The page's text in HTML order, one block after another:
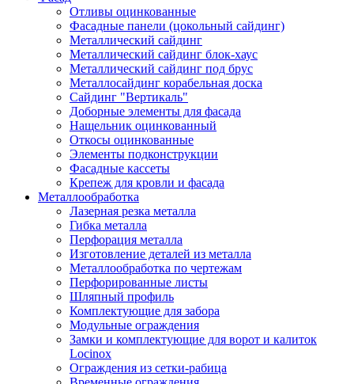
Отливы оцинкованные
Фасадные панели (цокольный сайдинг)
Металлический сайдинг
Металлический сайдинг блок-хаус
Металлический сайдинг под брус
Металлосайдинг корабельная доска
Сайдинг "Вертикаль"
Доборные элементы для фасада
Нащельник оцинкованный
Откосы оцинкованные
Элементы подконструкции
Фасадные кассеты
Крепеж для кровли и фасада
Металлообработка
Лазерная резка металла
Гибка металла
Перфорация металла
Изготовление деталей из металла
Металлообработка по чертежам
Перфорированные листы
Шляпный профиль
Комплектующие для забора
Модульные ограждения
Замки и комплектующие для ворот и калиток
Locinox
Ограждения из сетки-рабица